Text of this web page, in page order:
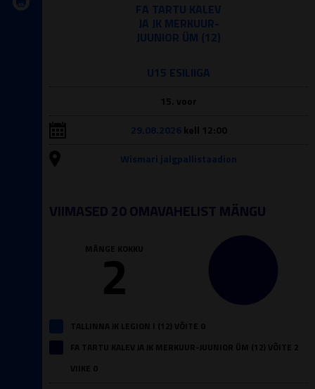
FA TARTU KALEV
JA JK MERKUUR-
JUUNIOR ÜM (12)
U15 ESILIIGA
15. voor
29.08.2026 kell 12:00
Wismari jalgpallistaadion
VIIMASED 20 OMAVAHELIST MÄNGU
MÄNGE KOKKU
2
TALLINNA JK LEGION I (12) VÕITE 0
FA TARTU KALEV JA JK MERKUUR-JUUNIOR ÜM (12) VÕITE 2
VIIKE 0